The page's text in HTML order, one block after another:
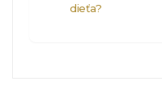
dieťa?